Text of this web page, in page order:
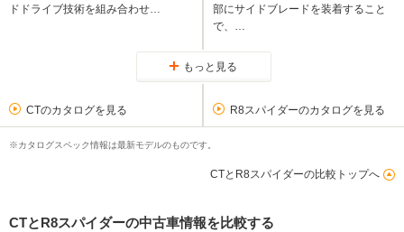
ドドライブ技術を組み合わせ…
部にサイドブレードを装着すること
で、…
もっと見る
CTのカタログを見る R8スパイダーのカタログを見る
※カタログスペック情報は最新モデルのものです。
CTとR8スパイダーの比較トップへ
CTとR8スパイダーの中古車情報を比較する